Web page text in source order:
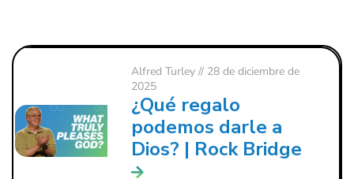
Alfred Turley// 28 de diciembre de
2025
¿Qué regalo
podemos darle a
Dios? | Rock Bridge